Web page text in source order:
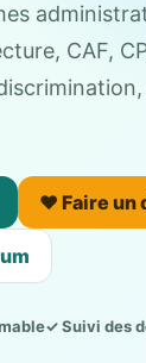
CAF,
❤️ Faire un
✓ Suivi des